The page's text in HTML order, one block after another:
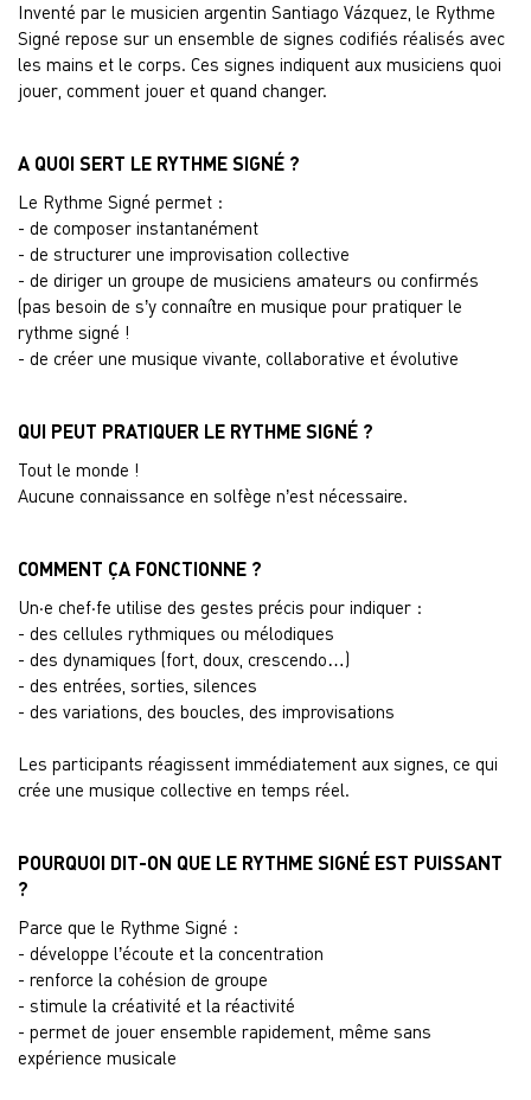
Inventé par le musicien argentin Santiago Vázquez, le Rythme
Signé repose sur un ensemble de signes codifiés réalisés avec
les mains et le corps. Ces signes indiquent aux musiciens quoi
jouer, comment jouer et quand changer.
A QUOI SERT LE RYTHME SIGNÉ ?
Le Rythme Signé permet :
- de composer instantanément
- de structurer une improvisation collective
- de diriger un groupe de musiciens amateurs ou confirmés
(pas besoin de s’y connaître en musique pour pratiquer le
rythme signé !
- de créer une musique vivante, collaborative et évolutive
QUI PEUT PRATIQUER LE RYTHME SIGNÉ ?
Tout le monde !
Aucune connaissance en solfège n’est nécessaire.
COMMENT ÇA FONCTIONNE ?
Un·e chef·fe utilise des gestes précis pour indiquer :
- des cellules rythmiques ou mélodiques
- des dynamiques (fort, doux, crescendo…)
- des entrées, sorties, silences
- des variations, des boucles, des improvisations
Les participants réagissent immédiatement aux signes, ce qui
crée une musique collective en temps réel.
POURQUOI DIT-ON QUE LE RYTHME SIGNÉ EST PUISSANT
?
Parce que le Rythme Signé :
- développe l’écoute et la concentration
- renforce la cohésion de groupe
- stimule la créativité et la réactivité
- permet de jouer ensemble rapidement, même sans
expérience musicale